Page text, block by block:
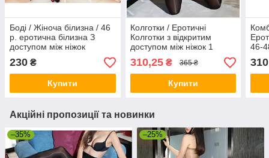
Боді / Жіноча білизна / 46
р. еротична білизна З
доступом між ніжок
230 ₴
Купити
Колготки / Еротичні
Колготки з відкритим
доступом між ніжок 1
розмір на дуже худеньких
партнерів
310,25₴ 365 ₴
Купити
46-
310
Акційні пропозиції та новинки
–35% –25%